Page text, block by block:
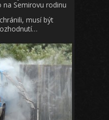
Semirovu rodinu
musí být